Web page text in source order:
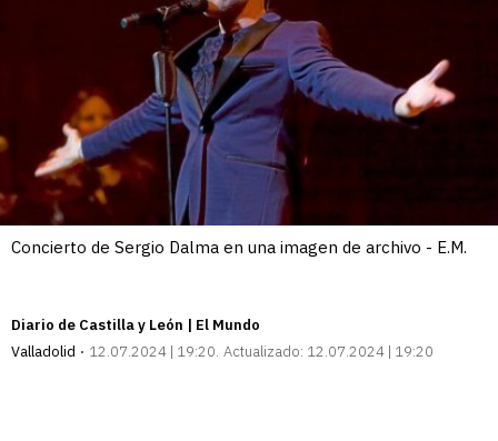
Concierto de Sergio Dalma en una imagen de archivo - E.M.
Diario de Castilla y León | El Mundo
Valladolid
12.07.2024 | 19:20 Actualizado: 12.07.2024 | 19:20